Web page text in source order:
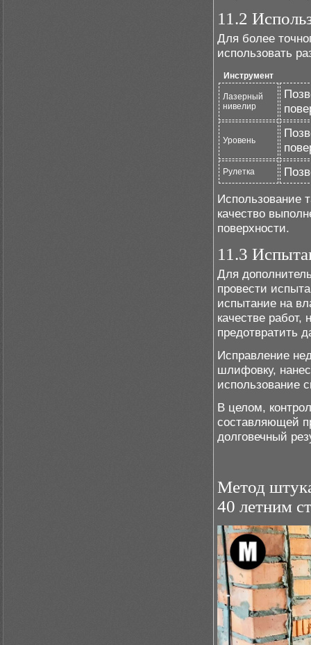
11.2
Для более
использовать
Инструмент
Лазерный
нивелир
Уровень
Рулетка
Использование
качество
поверхности.
11.3
Для
провести
испытание на
качестве
предотвратить
Исправление
шлифовку,
использование
В целом,
составляющей
долговечный
Метод
40 летним